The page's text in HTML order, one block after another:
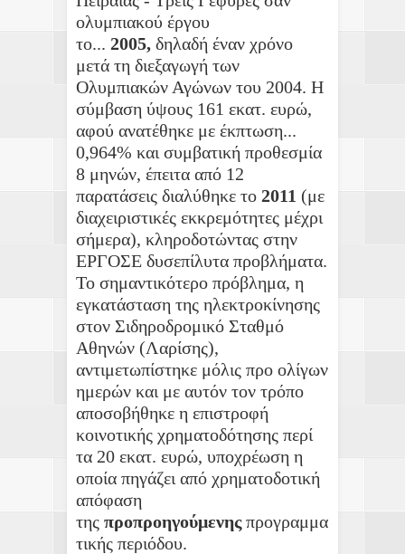
ολυμπιακού έργου
το... 2005, δηλαδή έναν χρόνο
μετά τη διεξαγωγή των
Ολυμπιακών Αγώνων του 2004. Η
σύμβαση ύψους 161 εκατ. ευρώ,
αφού ανατέθηκε με έκπτωση...
0,964% και συμβατική προθεσμία
8 μηνών, έπειτα από 12
παρατάσεις διαλύθηκε το 2011 (με
διαχειριστικές εκκρεμότητες μέχρι
σήμερα), κληροδοτώντας στην
ΕΡΓΟΣΕ δυσεπίλυτα προβλήματα.
Το σημαντικότερο πρόβλημα, η
εγκατάσταση της ηλεκτροκίνησης
στον Σιδηροδρομικό Σταθμό
Αθηνών (Λαρίσης),
αντιμετωπίστηκε μόλις προ ολίγων
ημερών και με αυτόν τον τρόπο
αποσοβήθηκε η επιστροφή
κοινοτικής χρηματοδότησης περί
τα 20 εκατ. ευρώ, υποχρέωση η
οποία πηγάζει από χρηματοδοτική
απόφαση
της προπροηγούμενηςπρογραμμα
τικής περιόδου.